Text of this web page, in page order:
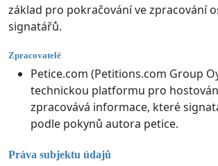
základ pro pokračování ve zpracování
signatářů.
Zpracovatelé
Petice.com (Petitions.com Group
technickou platformu pro
zpracovává informace, které
podle pokynů autora petice.
Práva subjektu údajů